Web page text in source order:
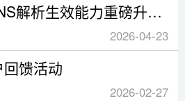
能力重磅升级：新增解析实时生效，修
2026-04-23
馈活动
2026-02-27